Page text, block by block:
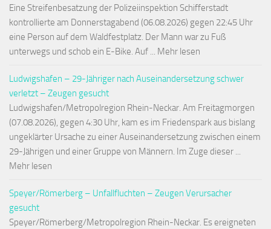
Eine Streifenbesatzung der Polizeiinspektion Schifferstadt
kontrollierte am Donnerstagabend (06.08.2026) gegen 22:45 Uhr
eine Person auf dem Waldfestplatz. Der Mann war zu Fuß
unterwegs und schob ein E-Bike. Auf ... Mehr lesen
Ludwigshafen – 29-Jähriger nach Auseinandersetzung schwer
verletzt – Zeugen gesucht
Ludwigshafen/Metropolregion Rhein-Neckar. Am Freitagmorgen
(07.08.2026), gegen 4:30 Uhr, kam es im Friedenspark aus bislang
ungeklärter Ursache zu einer Auseinandersetzung zwischen einem
29-Jährigen und einer Gruppe von Männern. Im Zuge dieser ...
Mehr lesen
Speyer/Römerberg – Unfallfluchten – Zeugen Verursacher
gesucht
Speyer/Römerberg/Metropolregion Rhein-Neckar. Es ereigneten